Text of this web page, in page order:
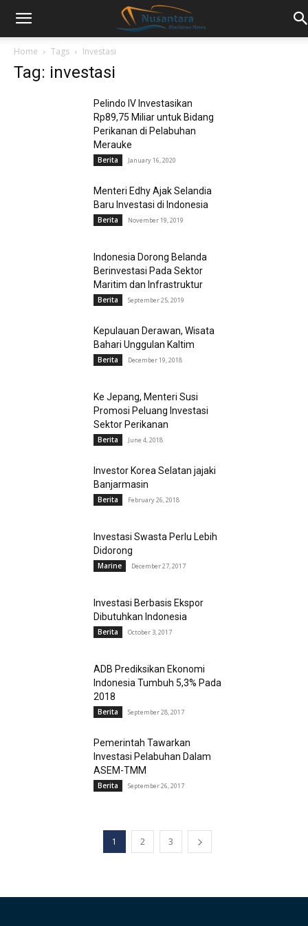
Home Tags Investasi
Tag: investasi
Pelindo IV Investasikan
Rp89,75 Miliar untuk Bidang
Perikanan di Pelabuhan
Merauke
Berita January 16, 2020
Menteri Edhy Ajak Selandia
Baru Investasi di Indonesia
Berita November 19, 2019
Indonesia Dorong Belanda
Berinvestasi Pada Sektor
Maritim dan Infrastruktur
Berita September 25, 2019
Kepulauan Derawan, Wisata
Bahari Unggulan Kaltim
Berita December 19, 2018
Ke Jepang, Menteri Susi
Promosi Peluang Investasi
Sektor Perikanan
Berita June 4, 2018
Investor Korea Selatan jajaki
Banjarmasin
Berita February 26, 2018
Investasi Swasta Perlu Lebih
Didorong
Marine December 27, 2017
Investasi Berbasis Ekspor
Dibutuhkan Indonesia
Berita October 3, 2017
ADB Prediksikan Ekonomi
Indonesia Tumbuh 5,3% Pada
2018
Berita September 28, 2017
Pemerintah Tawarkan
Investasi Pelabuhan Dalam
ASEM-TMM
Berita September 26, 2017
1 2 3